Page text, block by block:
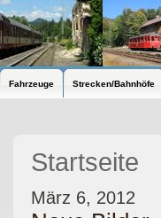
Fahrzeuge Strecken/Bahnhöfe
Startseite
März 6, 2012